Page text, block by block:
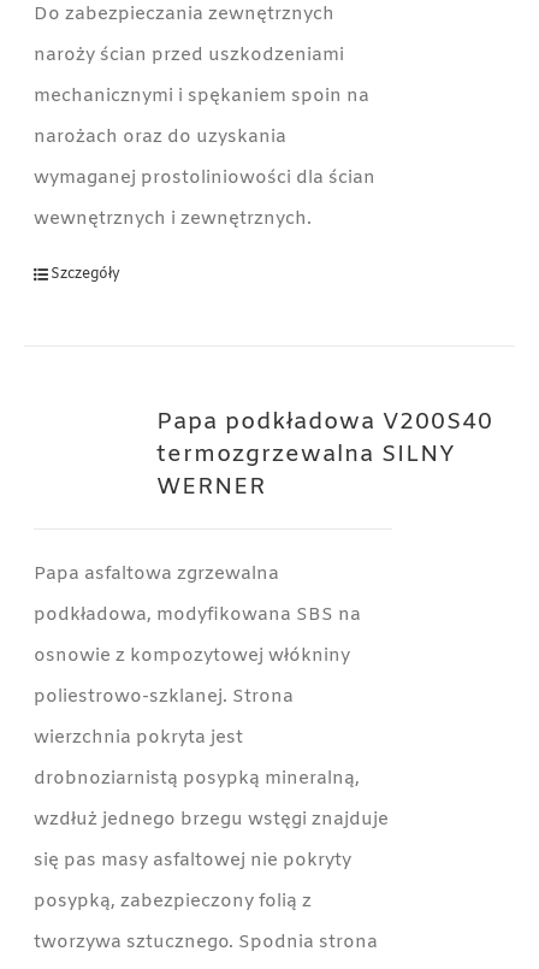
Do zabezpieczania zewnętrznych
naroży ścian przed uszkodzeniami
mechanicznymi i spękaniem spoin na
narożach oraz do uzyskania
wymaganej prostoliniowości dla ścian
wewnętrznych i zewnętrznych.
Szczegóły
Papa podkładowa V200S40
termozgrzewalna SILNY
WERNER
Papa asfaltowa zgrzewalna
podkładowa, modyfikowana SBS na
osnowie z kompozytowej włókniny
poliestrowo-szklanej. Strona
wierzchnia pokryta jest
drobnoziarnistą posypką mineralną,
wzdłuż jednego brzegu wstęgi znajduje
się pas masy asfaltowej nie pokryty
posypką, zabezpieczony folią z
tworzywa sztucznego. Spodnia strona